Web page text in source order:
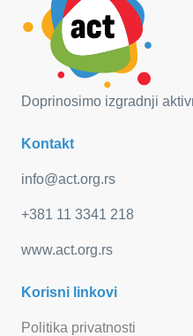
Doprinosimo izgradnji
Kontakt
info@act.org.rs
+381 11 3341 218
www.act.org.rs
Korisni linkovi
Politika privatnosti